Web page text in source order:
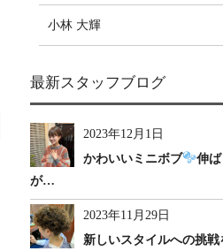
小林 大輝
最新スタッフブログ
2023年12月1日
かわいいミニボブ
伸
が…
2023年11月29日
新しいスタイルへの挑戦